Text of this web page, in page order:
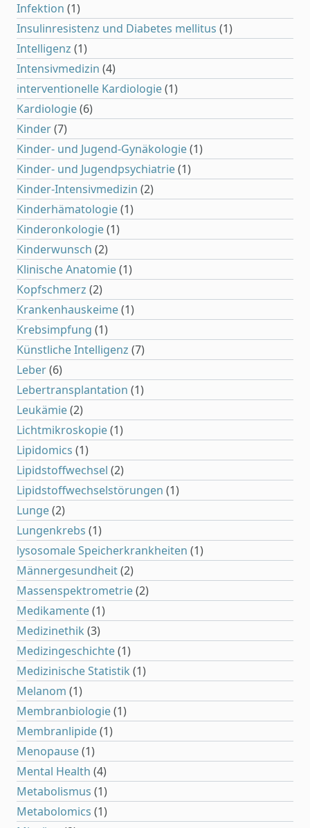
Infektion (1)
Insulinresistenz und Diabetes mellitus (1)
Intelligenz (1)
Intensivmedizin (4)
interventionelle Kardiologie(1)
Kardiologie(6)
Kinder(7)
Kinder- und Jugend-Gynäkologie(1)
Kinder- und Jugendpsychiatrie(1)
Kinder-Intensivmedizin (2)
Kinderhämatologie(1)
Kinderonkologie(1)
Kinderwunsch (2)
Klinische Anatomie(1)
Kopfschmerz (2)
Krankenhauskeime(1)
Krebsimpfung (1)
Künstliche Intelligenz (7)
Leber(6)
Lebertransplantation (1)
Leukämie(2)
Lichtmikroskopie(1)
Lipidomics (1)
Lipidstoffwechsel (2)
Lipidstoffwechselstörungen (1)
Lunge(2)
Lungenkrebs (1)
lysosomale Speicherkrankheiten (1)
Männergesundheit(2)
Massenspektrometrie(2)
Medikamente(1)
Medizinethik (3)
Medizingeschichte(1)
Medizinische Statistik (1)
Melanom (1)
Membranbiologie(1)
Membranlipide(1)
Menopause(1)
Mental Health (4)
Metabolismus (1)
Metabolomics (1)